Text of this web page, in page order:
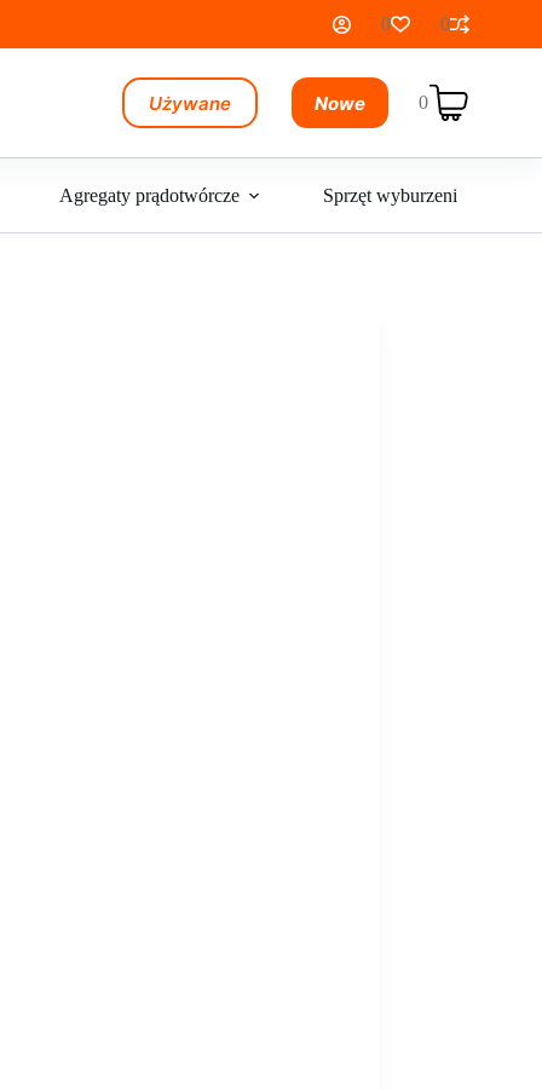
0 0
Używane Nowe Koszyk
0
Agregaty prądotwórcze Sprzęt wyburzeniowy